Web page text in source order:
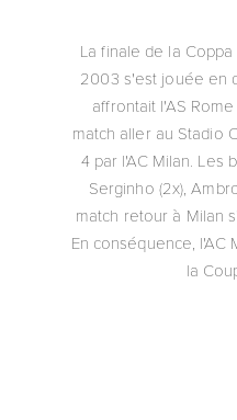
La finale de la
2003 s'est jouée en
affrontait l'AS
match aller au Stadio
4 par l'AC Milan. Les
Serginho (2x),
match retour à Milan
En conséquence, l'AC
la